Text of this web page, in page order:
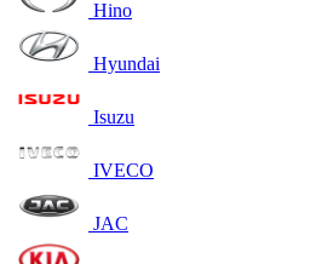
Hino
Hyundai
Isuzu
IVECO
JAC